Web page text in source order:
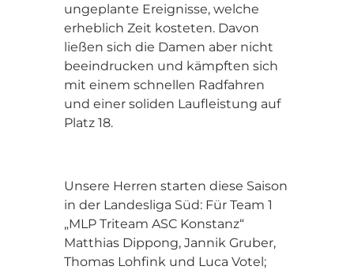
ungeplante Ereignisse, welche
erheblich Zeit kosteten. Davon
ließen sich die Damen aber nicht
beeindrucken und kämpften sich
mit einem schnellen Radfahren
und einer soliden Laufleistung auf
Platz 18.
Unsere Herren starten diese Saison
in der Landesliga Süd: Für Team 1
„MLP Triteam ASC Konstanz“
Matthias Dippong, Jannik Gruber,
Thomas Lohfink und Luca Votel;